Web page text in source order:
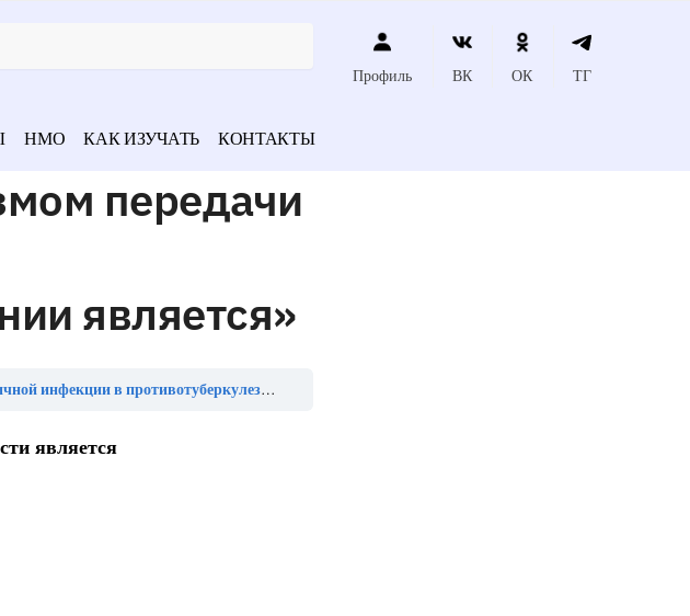
Профиль ВК ОК ТГ
НМО КАК ИЗУЧАТЬ КОНТАКТЫ
передачи
является»
учреждении является»
является